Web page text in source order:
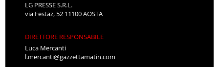
via Festaz, 52 11100 AOSTA
Luca Mercanti
l.mercanti@gazzettamatin.com
REDAZIONE